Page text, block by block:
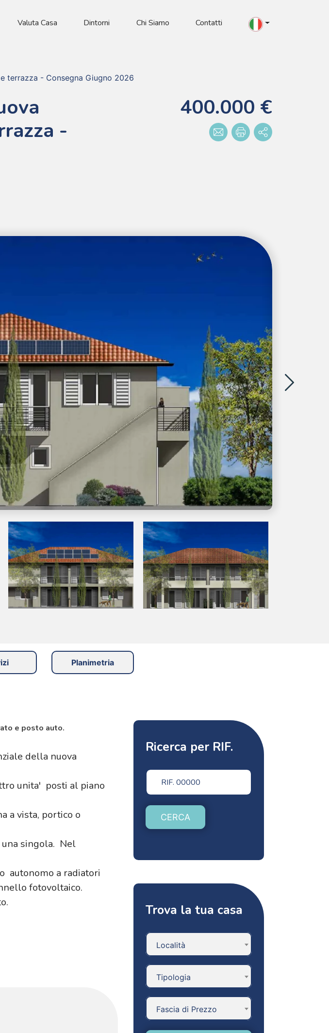
Valuta Casa Dintorni Chi Siamo Contatti
terrazza - Consegna Giugno 2026
-
400.000 €
Planimetria
e posto auto.
della nuova
unita' posti al piano
a vista, portico o
una singola. Nel
autonomo a radiatori
fotovoltaico.
Ricerca per RIF.
CERCA
Trova la tua casa
Località
Tipologia
Fascia di Prezzo